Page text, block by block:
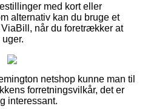
med kort eller
alternativ kan du bruge et
når du foretrækker at
netshop kunne man til
forretningsvilkår, det er
interessant.